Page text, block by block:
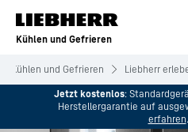
Zum Inhalt springen
Kühlen und Gefrieren
Kühlen und Gefrieren Liebherr
Jetzt kostenlos:
Herstellergarantie auf
erfahren.